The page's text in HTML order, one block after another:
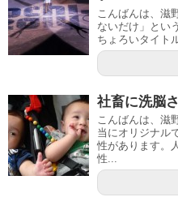
こんばんは、滋
ないだけ」とい
ちょろいタイト
社畜に洗脳
こんばんは、滋
当にオリジナル
性があります。
性...